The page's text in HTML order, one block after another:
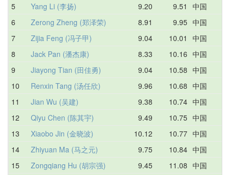
5 Yang Li (李扬) 9.20 9.51 中国
6 Zerong Zheng (郑泽荣) 8.91 9.95 中国
7 Zijia Feng (冯子甲) 9.04 10.01 中国
8 Jack Pan (潘杰康) 8.33 10.16 中国
9 Jiayong Tian (田佳勇) 9.04 10.58 中国
10 Renxin Tang (汤任欣) 9.96 10.68 中国
11 Jian Wu (吴建) 9.38 10.74 中国
12 Qiyu Chen (陈其宇) 9.49 10.75 中国
13 Xiaobo Jin (金晓波) 10.12 10.77 中国
14 Zhiyuan Ma (马之元) 9.75 10.84 中国
15 Zongqiang Hu (胡宗强) 9.45 11.08 中国